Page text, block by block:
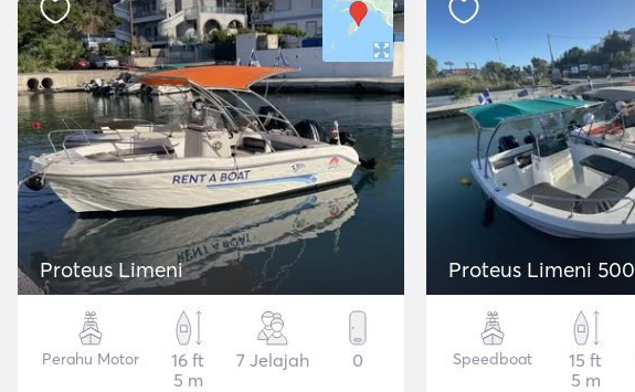
Proteus Limeni
Perahu Motor
16 ft
5 m
7 Jelajah 0
Proteus Limeni 500
Speedboat
15 ft
5 m